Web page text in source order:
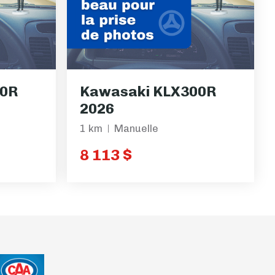
Kawasaki KLX300R
2026
1 km Manuelle
8 113 $